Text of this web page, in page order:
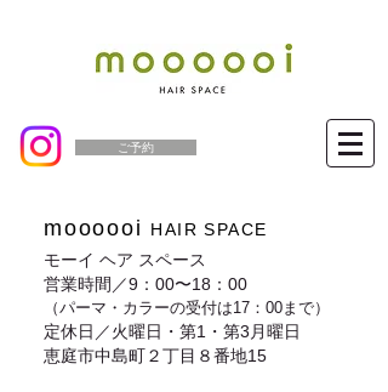
ご予約
moooooi
HAIR SPACE
モーイ ヘア スペース
営業時間／9：00〜18：00
（パーマ・カラーの受付は17：00まで）
定休日／火曜日・第1・第3月曜日
恵庭市中島町２丁目８番地15